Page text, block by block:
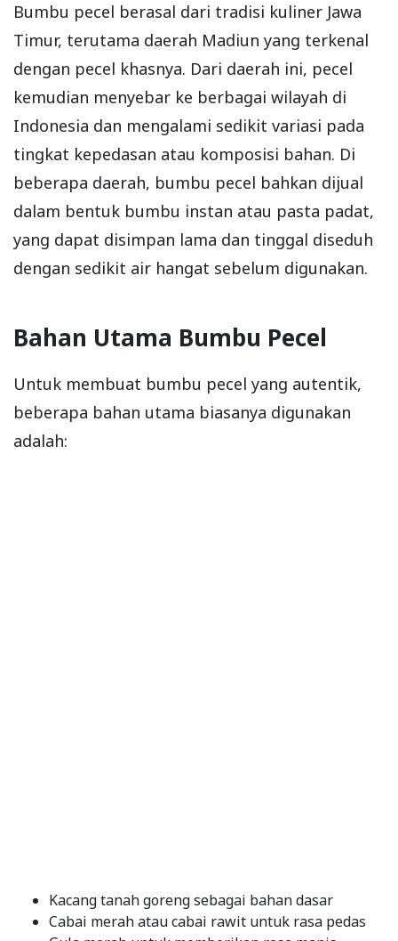
Bumbu pecel berasal dari tradisi kuliner Jawa
Timur, terutama daerah Madiun yang terkenal
dengan pecel khasnya. Dari daerah ini, pecel
kemudian menyebar ke berbagai wilayah di
Indonesia dan mengalami sedikit variasi pada
tingkat kepedasan atau komposisi bahan. Di
beberapa daerah, bumbu pecel bahkan dijual
dalam bentuk bumbu instan atau pasta padat,
yang dapat disimpan lama dan tinggal diseduh
dengan sedikit air hangat sebelum digunakan.
Bahan Utama Bumbu Pecel
Untuk membuat bumbu pecel yang autentik,
beberapa bahan utama biasanya digunakan
adalah:
Kacang tanah goreng sebagai bahan dasar
Cabai merah atau cabai rawit untuk rasa pedas